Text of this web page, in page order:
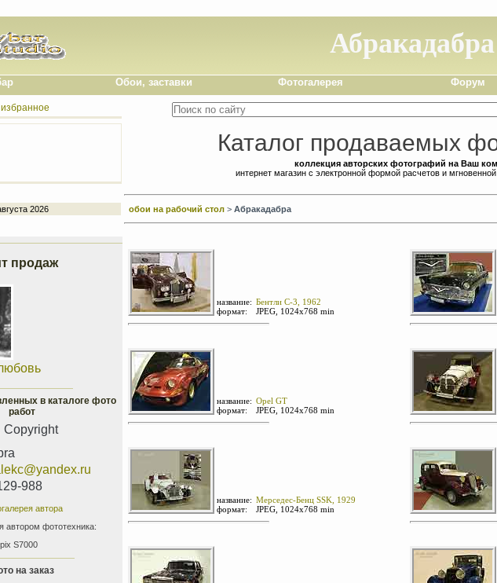
Абракадабра
Обои, заставки Фотогалерея Форум
Каталог продаваемых
коллекция авторских фотографий на Ваш
интернет магазин с электронной формой расчетов и
2026 обои на рабочий стол> Абракадабра
продаж
в каталоге фото
работ
Copyright
988
автора
автором фототехника:
S7000
на заказ
название: Бентли С-3, 1962
формат:
JPEG, 1024х768 min
название: Opel GT
формат:
JPEG, 1024х768 min
название: Мерседес-Бенц SSK, 1929
формат:
JPEG, 1024х768 min